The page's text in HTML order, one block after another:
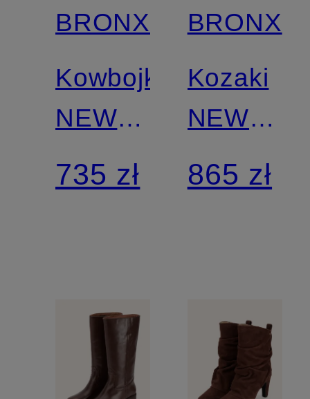
BRONX
Kowbojki
NEW-
KOLE
735 zł
BRONX
Kozaki
NEW
THOUGH
865 zł